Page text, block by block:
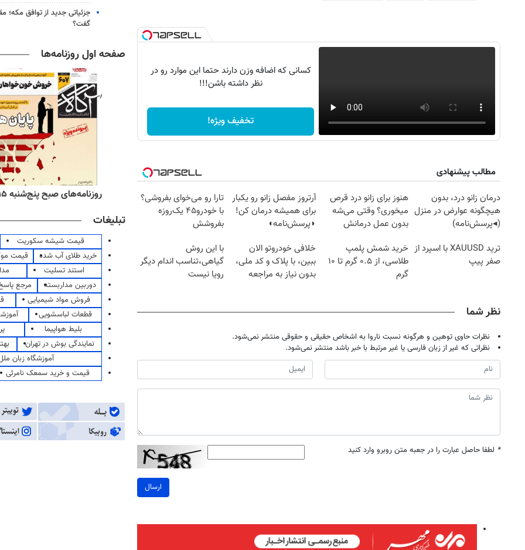
کسانی که اضافه وزن دارند حتما این موارد رو در
نظر داشته باشن!!!
تخفیف ویژه!
مطالب پیشنهادی
درمان زانو درد، بدون
هیچگونه عوارض در منزل
(◂پرسش‌نامه)
هنوز برای زانو درد قرص
میخوری؟ وقتی می‌شه
بدون عمل درمانش
آرتروز مفصل زانو رو یکبار
برای همیشه درمان کن!
◗پرسش‌نامه◖
تارا رو می‌خوای بفروشی؟
با خودرو۴۵ یک‌روزه
بفروشش
ترید XAUUSD با اسپرد از
صفر پیپ
خرید شمش پلمپ
طلاسی، از ۰.۵ گرم تا ۱۰
گرم
خلافی خودروتو الان
ببین، با پلاک و کد ملی،
بدون نیاز به مراجعه
با این روش
گیاهی،تناسب اندام دیگر
رویا نیست
نظر شما
نظرات حاوی توهین و هرگونه نسبت ناروا به اشخاص حقیقی و حقوقی منتشر نمی‌شود.
نظراتی که غیر از زبان فارسی یا غیر مرتبط با خبر باشد منتشر نمی‌شود.
* لطفا حاصل عبارت را در جعبه متن روبرو وارد کنید
ارسال
جزئیاتی جدید از توافق مکه؛
گفت؟
صفحه اول روزنامه‌ها
روزنامه‌های ورزشی پنج‌شنبه ۱۵ مرداد ۱۴۰۵ روزنامه‌های اقتصادی پنج‌شنبه ۱۵ مرداد ۱۴۰۵ روزنامه‌های صبح پنج‌شنبه ۱۵ مرداد ۱۴۰۵
تبلیغات
قیمت شیشه سکوریت
خرید طلای آب شده
قیمت
استند تسلیت
دوربین مداربسته
مرجع
فروش مواد شیمیایی
قطعات لباسشویی
بلیط هواپیما
نمایندگی بوش در تهران
آموزشگاه زبان
قیمت و خرید سمعک نامرئی